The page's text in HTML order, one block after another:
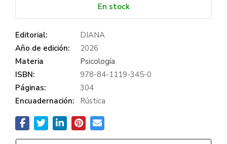
En stock
Editorial:
DIANA
Año de edición:
2026
Materia
Psicología
ISBN:
978-84-1119-345-0
Páginas:
304
Encuadernación:
Rústica